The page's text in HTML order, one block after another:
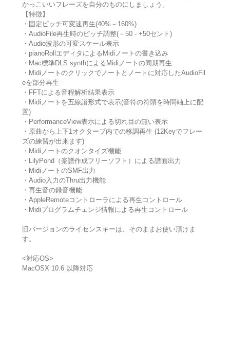
かっこいいフレーズを自分のものにしましょう。
【特徴】
・固定ピッチ可変速再生(40%－160%)
・AudioFile再生時のピッチ調整(－50 - +50セント)
・Audio波形の可変スケール表示
・pianoRollエディタによるMidiノートの書き込み
・Mac標準DLS synthによるMidiノートの同期再生
・Midiノートのクリックでノートとノートに対応したAudioFil
eを部分再生
・FFTによる音程解析結果表示
・Midiノートを五線譜形式で表示(音符の符頭を時間軸上に配
置)
・PerformanceView表示による切れ目の無い表示
・原曲から上下1オクターブ内での移調再生 (12Keyでフレー
ズの練習が出来ます)
・Midiノートのクオンタイズ機能
・LilyPond（楽譜作成フリーソフト）による譜面出力
・MidiノートのSMF出力
・Audio入力のThru出力機能
・再生音の録音機能
・AppleRemoteコントローラによる再生コントロール
・Midiプログラムチェンジ情報による再生コントロール
旧バージョンのライセンスキーは、そのままお使い頂けま
す。
<対応OS>
MacOSX 10.6 以降対応